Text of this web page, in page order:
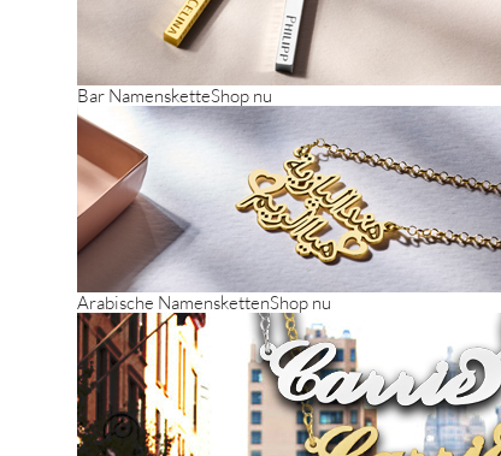
Bar NamensketteShop nu
Arabische NamenskettenShop nu